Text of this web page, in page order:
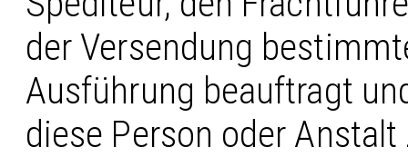
der Versendung
Ausführung beauftragt
diese Person oder